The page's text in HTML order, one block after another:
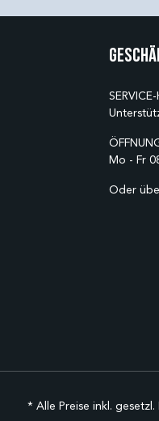
Mo - Fr
Oder
* Alle Preise inkl.